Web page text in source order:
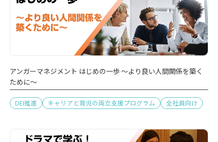
アンガーマネジメント はじめの一歩 ～より良い人間関係を築く
ために～
DEI推進 キャリアと育児の両立支援プログラム 全社員向け